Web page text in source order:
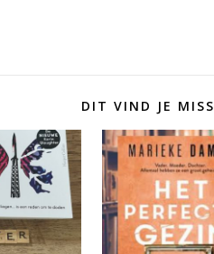
DIT VIND JE